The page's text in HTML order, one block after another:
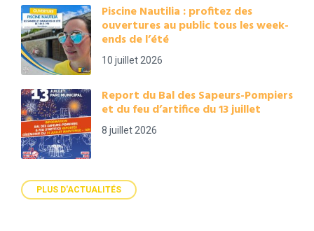
Piscine Nautilia : profitez des
ouvertures au public tous les week-
ends de l’été
10 juillet 2026
Report du Bal des Sapeurs-Pompiers
et du feu d’artifice du 13 juillet
8 juillet 2026
PLUS D'ACTUALITÉS